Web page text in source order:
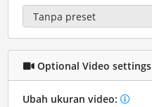
Optional Video settings
Ubah ukuran video: